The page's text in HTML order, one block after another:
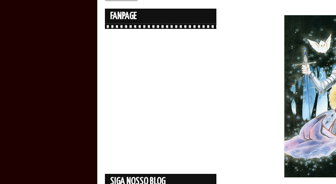
FANPAGE
SIGA NOSSO BLOG